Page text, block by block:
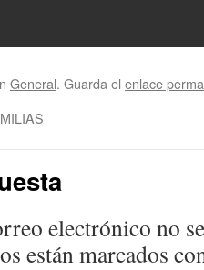
General. Guarda el enlace
electrónico no
están marcados